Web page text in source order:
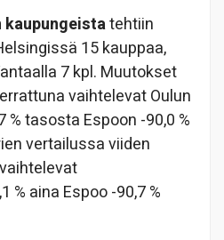
kaupungeistatehtiin
15 kauppaa,
7 kpl. Muutokset
vaihtelevat Oulun
tasosta Espoon -90,0 %
vertailussa viiden
aina Espoo -90,7 %